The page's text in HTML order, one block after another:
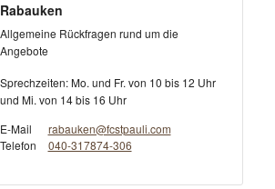
Rabauken
Allgemeine Rückfragen rund um die
Angebote
Sprechzeiten: Mo. und Fr. von 10 bis 12 Uhr
und Mi. von 14 bis 16 Uhr
E-Mail
rabauken@fcstpauli.com
Telefon
040-317874-306